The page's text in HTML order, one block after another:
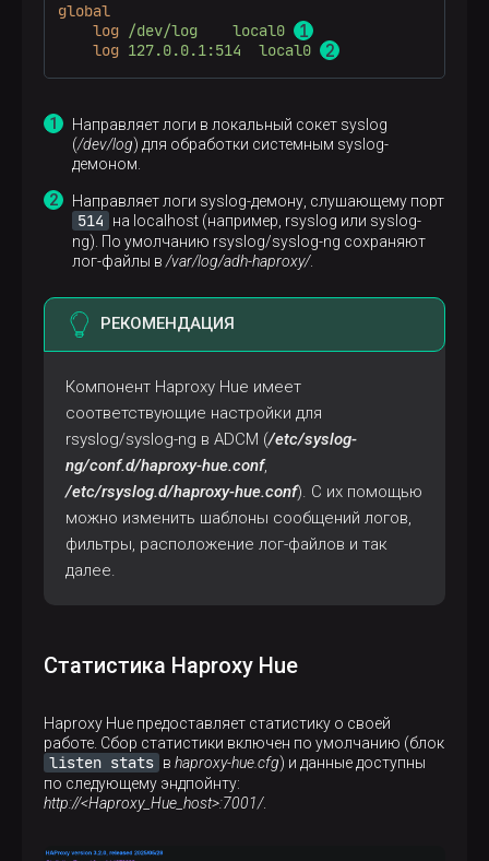
global
log /dev/log    local0
log 127.0.0.1:514  local0
Направляет логи в локальный сокет syslog
(/dev/log) для обработки системным syslog-
демоном.
Направляет логи syslog-демону, слушающему порт
514
на localhost (например, rsyslog или syslog-
ng). По умолчанию rsyslog/syslog-ng сохраняют
лог-файлы в /var/log/adh-haproxy/.
РЕКОМЕНДАЦИЯ
Компонент Haproxy Hue имеет
соответствующие настройки для
rsyslog/syslog-ng в ADCM (/etc/syslog-
ng/conf.d/haproxy-hue.conf,
/etc/rsyslog.d/haproxy-hue.conf). С их помощью
можно изменить шаблоны сообщений логов,
фильтры, расположение лог-файлов и так
далее.
Статистика Haproxy Hue
Haproxy Hue предоставляет статистику о своей
работе. Сбор статистики включен по умолчанию (блок
listen stats в haproxy-hue.cfg) и данные доступны
по следующему эндпойнту:
http://<Haproxy_Hue_host>:7001/.